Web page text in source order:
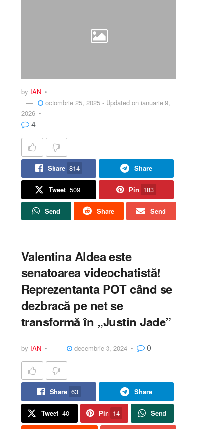
by IAN
octombrie 25, 2025 - Updated on ianuarie 9,
2026
4
Share 814 Share
Tweet 509 Pin 183
Send Share Send
Valentina Aldea este
senatoarea videochatistă!
Reprezentanta POT când se
dezbracă pe net se
transformă în „Justin Jade”
by IAN decembrie 3, 2024 0
Share 63 Share
Tweet 40 Pin 14 Send